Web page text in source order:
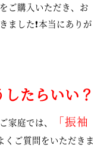
ご購入いただき、お
ました❗本当にありが
たらいい？
家庭では、
「振袖
くご質問をいただきま